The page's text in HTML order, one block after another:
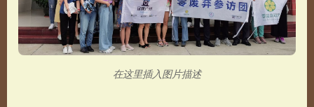
在这里插入图片描述